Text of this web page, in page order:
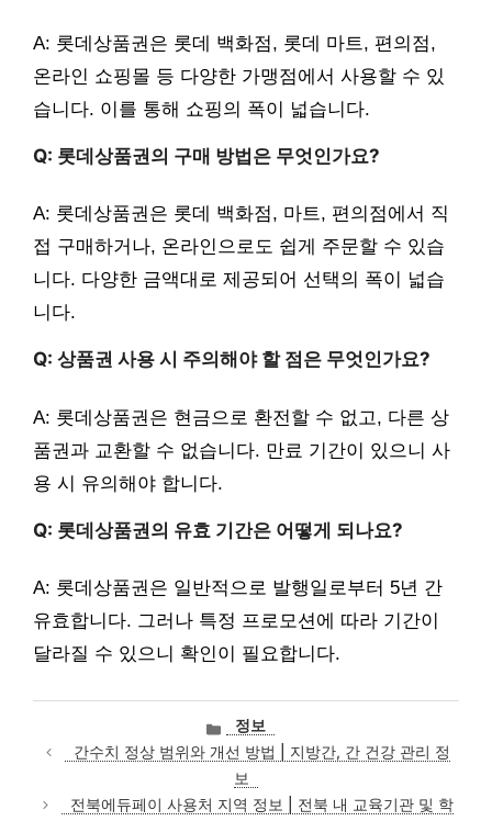
A: 롯데상품권은 롯데 백화점, 롯데 마트, 편의점,
온라인 쇼핑몰 등 다양한 가맹점에서 사용할 수 있
습니다. 이를 통해 쇼핑의 폭이 넓습니다.
Q: 롯데상품권의 구매 방법은 무엇인가요?
A: 롯데상품권은 롯데 백화점, 마트, 편의점에서 직
접 구매하거나, 온라인으로도 쉽게 주문할 수 있습
니다. 다양한 금액대로 제공되어 선택의 폭이 넓습
니다.
Q: 상품권 사용 시 주의해야 할 점은 무엇인가요?
A: 롯데상품권은 현금으로 환전할 수 없고, 다른 상
품권과 교환할 수 없습니다. 만료 기간이 있으니 사
용 시 유의해야 합니다.
Q: 롯데상품권의 유효 기간은 어떻게 되나요?
A: 롯데상품권은 일반적으로 발행일로부터 5년 간
유효합니다. 그러나 특정 프로모션에 따라 기간이
달라질 수 있으니 확인이 필요합니다.
카
테
고
리
정보
간수치 정상 범위와 개선 방법 | 지방간, 간 건강 관리 정
보
전북에듀페이 사용처 지역 정보 | 전북 내 교육기관 및 학